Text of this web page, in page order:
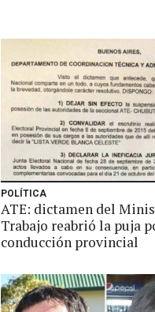
POLÍTICA
ATE: dictamen del
Trabajo reabrió la puja
conducción provincial